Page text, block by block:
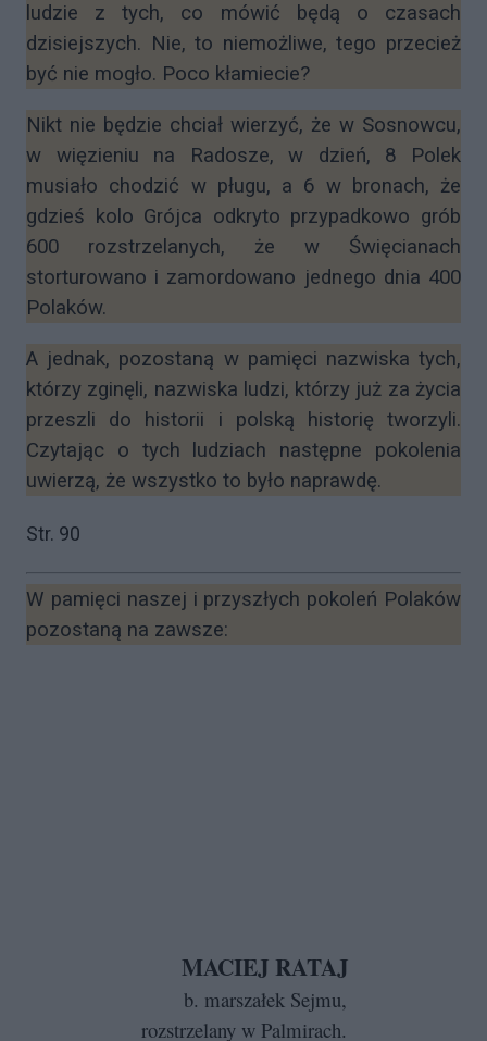
ludzie z tych, co mówić będą o czasach
dzisiejszych. Nie, to niemożliwe, tego przecież
być nie mogło. Poco kłamiecie?
Nikt nie będzie chciał wierzyć, że w Sosnowcu,
w więzieniu na Radosze, w dzień, 8 Polek
musiało chodzić w pługu, a 6 w bronach, że
gdzieś kolo Grójca odkryto przypadkowo grób
600 rozstrzelanych, że w Święcianach
storturowano i zamordowano jednego dnia 400
Polaków.
A jednak, pozostaną w pamięci nazwiska tych,
którzy zginęli, nazwiska ludzi, którzy już za życia
przeszli do historii i polską historię tworzyli.
Czytając o tych ludziach następne pokolenia
uwierzą, że wszystko to było naprawdę.
Str. 90
W pamięci naszej i przyszłych pokoleń Polaków
pozostaną na zawsze:
MACIEJ RATAJ
b. marszałek Sejmu,
rozstrzelany w Palmirach.